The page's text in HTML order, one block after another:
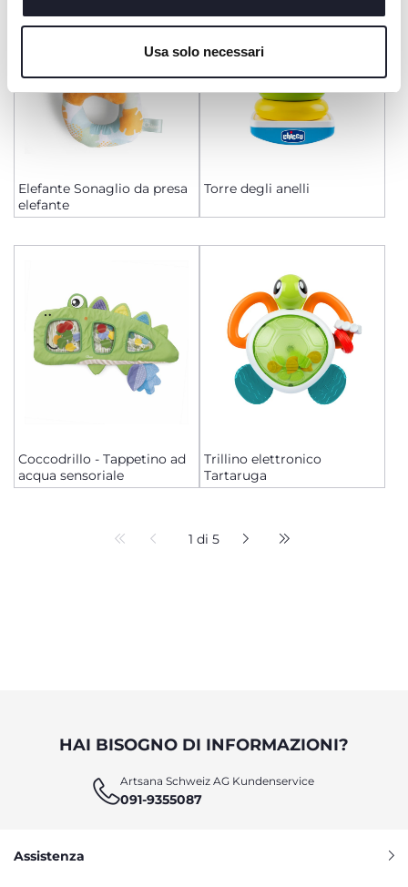
Usa solo necessari
Elefante Sonaglio da presa
elefante
Torre degli anelli
Coccodrillo - Tappetino ad
acqua sensoriale
Trillino elettronico
Tartaruga
1 di 5
HAI BISOGNO DI INFORMAZIONI?
Artsana Schweiz AG Kundenservice
091-9355087
Assistenza